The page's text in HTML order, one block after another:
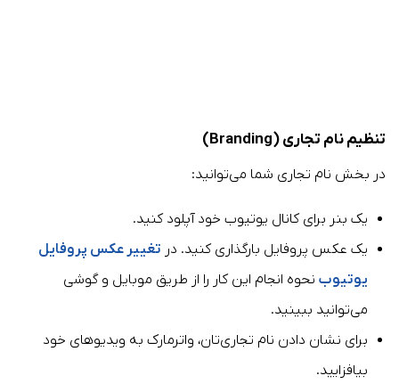
تنظیم نام تجاری (Branding)
در بخش نام تجاری شما می‌توانید:
یک بنر برای کانال یوتیوب خود آپلود کنید.
یک عکس پروفایل بارگذاری کنید. در تغییر عکس پروفایل
یوتیوب نحوه انجام این کار را از طریق موبایل و گوشی
می‌توانید ببینید.
برای نشان دادن نام تجاری‌تان، واترمارک به ویدیوهای خود
بیافزایید.